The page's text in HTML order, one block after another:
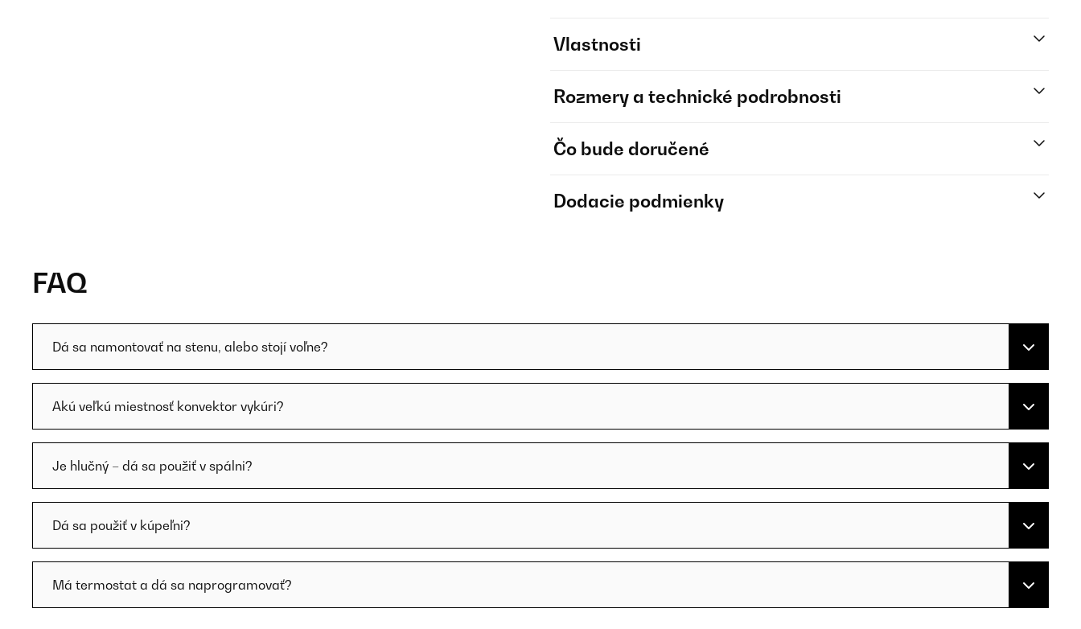
Vlastnosti
Rozmery a technické podrobnosti
Čo bude doručené
Dodacie podmienky
FAQ
Dá sa namontovať na stenu, alebo stojí voľne?
Akú veľkú miestnosť konvektor vykúri?
Je hlučný – dá sa použiť v spálni?
Dá sa použiť v kúpeľni?
Má termostat a dá sa naprogramovať?